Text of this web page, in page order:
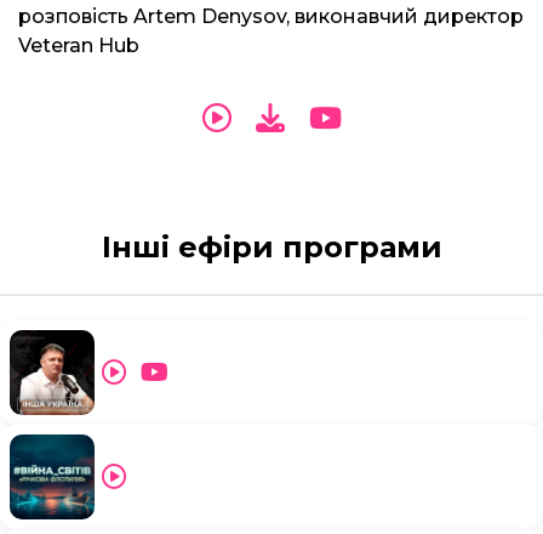
розповість Artem Denysov, виконавчий директор
Veteran Hub
Інші ефіри програми